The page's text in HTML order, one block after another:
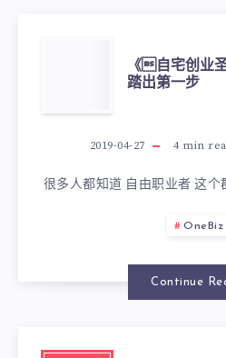
《自宅创业
踏出第一步
2019-04-27 4min
很多人都知道 自由职业者 这
OneBiz
Continue